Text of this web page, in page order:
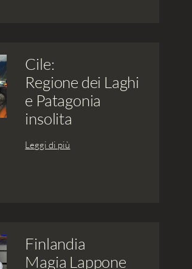
Cile:
Regione dei Laghi
e Patagonia
insolita
Leggi di più
Finlandia
Magia Lappone